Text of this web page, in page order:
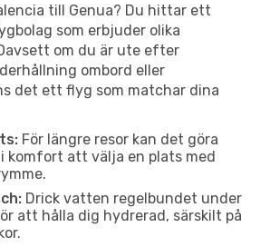
till Genua? Du hittar ett
som erbjuder olika
om du är ute efter
ombord eller
det ett flyg som matchar dina
För längre resor kan det göra
komfort att välja en plats med
Drick vatten regelbundet under
att hålla dig hydrerad, särskilt på